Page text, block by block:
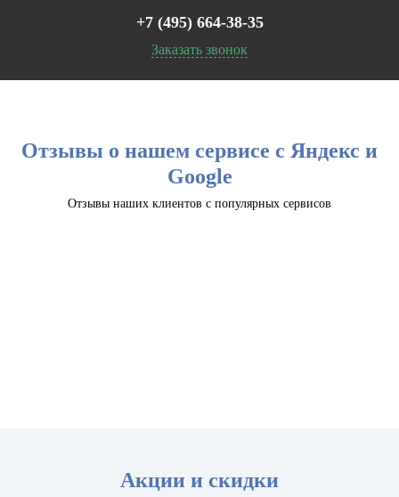
+7 (495) 664-38-35
Заказать звонок
Отзывы о нашем сервисе с Яндекс и
Google
Отзывы наших клиентов с популярных сервисов
Акции и скидки